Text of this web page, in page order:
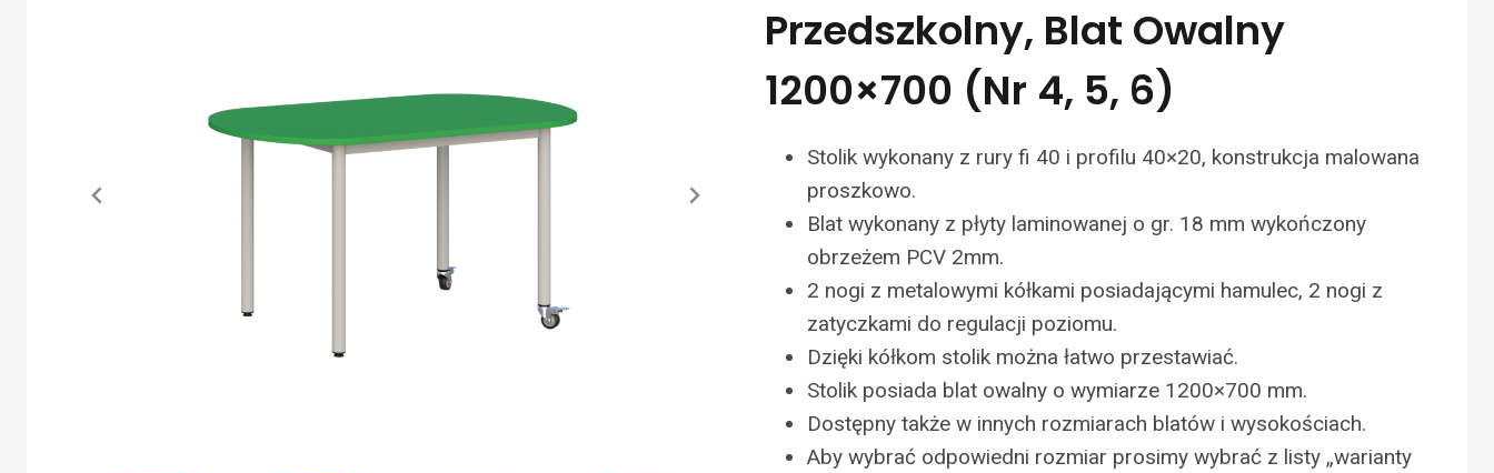
Przedszkolny, Blat Owalny
1200×700 (Nr 4, 5, 6)
Stolik wykonany z rury fi 40 i profilu 40×20, konstrukcja malowana
proszkowo.
Blat wykonany z płyty laminowanej o gr. 18 mm wykończony
obrzeżem PCV 2mm.
2 nogi z metalowymi kółkami posiadającymi hamulec, 2 nogi z
zatyczkami do regulacji poziomu.
Dzięki kółkom stolik można łatwo przestawiać.
Stolik posiada blat owalny o wymiarze 1200×700 mm.
Dostępny także w innych rozmiarach blatów i wysokościach.
Aby wybrać odpowiedni rozmiar prosimy wybrać z listy „warianty